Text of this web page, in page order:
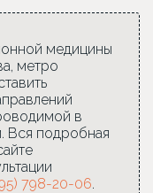
медицины
метро
в
Вся подробная
798-20-06.